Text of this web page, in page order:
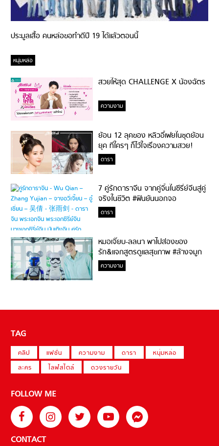
ประมูลเสื้อ คนหล่อขอทำดีปี 19 ได้แล้วตอนนี้
หนุ่มหล่อ
สวยให้สุด CHALLENGE X น้องฉัตร
ความงาม
ย้อน 12 ลุคของ หลิวอี้เฟยในชุดย้อน
ยุค ที่ใครๆ ก็ไว้ใจเรื่องความสวย!
ดารา
7 คู่รักดาราจีน จากคู่จิ้นในซีรี่ย์จีนสู่คู่
จริงในชีวิต #ฟินยันนอกจอ
ดารา
หมอเจี๊ยบ-ลลนา พาไปส่องของ
รัก&แจกสูตรดูแลสุขภาพ #ล้างจมูก
ไม่ยากจะสอนให้
ความงาม
TAG
คลิป แฟชั่น ความงาม ดารา
หนุ่มหล่อ
ละคร
ไลฟ์สไตล์ ดวงรายวัน
FOLLOW ME
CONTACT